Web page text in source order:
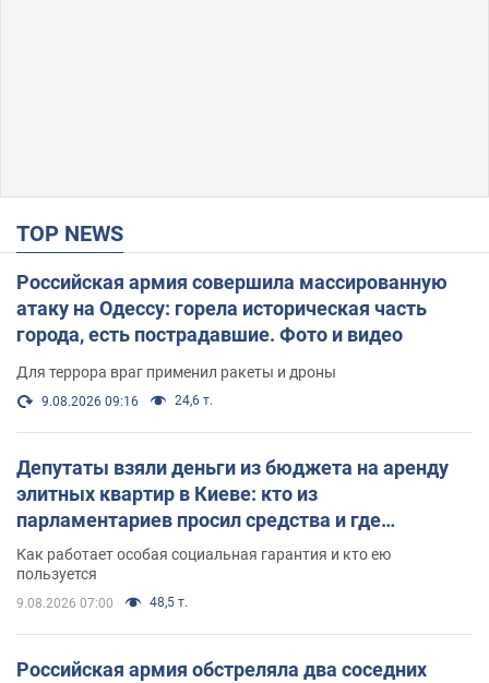
TOP NEWS
Российская армия совершила массированную
атаку на Одессу: горела историческая часть
города, есть пострадавшие. Фото и видео
Для террора враг применил ракеты и дроны
9.08.2026 09:16 24,6 т.
Депутаты взяли деньги из бюджета на аренду
элитных квартир в Киеве: кто из
парламентариев просил средства и где
поселился
Как работает особая социальная гарантия и кто ею
пользуется
9.08.2026 07:00 48,5 т.
Российская армия обстреляла два соседних